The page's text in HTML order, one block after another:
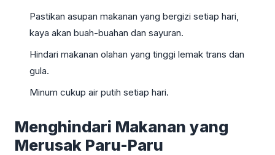
Pastikan asupan makanan yang bergizi setiap hari,
kaya akan buah-buahan dan sayuran.
Hindari makanan olahan yang tinggi lemak trans dan
gula.
Minum cukup air putih setiap hari.
Menghindari Makanan yang
Merusak Paru-Paru